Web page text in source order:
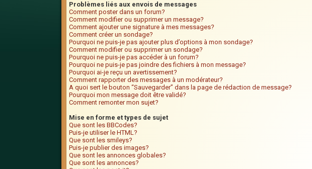
Problèmes liés aux envois de messages
Comment poster dans un forum?
Comment modifier ou supprimer un message?
Comment ajouter une signature à mes messages?
Comment créer un sondage?
Pourquoi ne puis-je pas ajouter plus d’options à mon sondage?
Comment modifier ou supprimer un sondage?
Pourquoi ne puis-je pas accéder à un forum?
Pourquoi ne puis-je pas joindre des fichiers à mon message?
Pourquoi ai-je reçu un avertissement?
Comment rapporter des messages à un modérateur?
A quoi sert le bouton “Sauvegarder” dans la page de rédaction de message?
Pourquoi mon message doit être validé?
Comment remonter mon sujet?
Mise en forme et types de sujet
Que sont les BBCodes?
Puis-je utiliser le HTML?
Que sont les smileys?
Puis-je publier des images?
Que sont les annonces globales?
Que sont les annonces?